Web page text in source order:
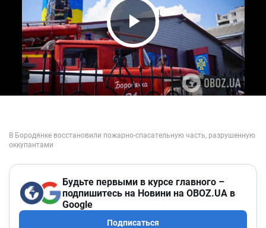
Play Video
Будьте первыми в курсе главного –
подпишитесь на Новини на OBOZ.UA в
Google
Подписаться